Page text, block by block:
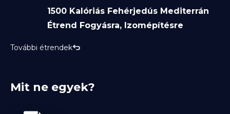
1500 Kalóriás Fehérjedús Mediterrán
Étrend Fogyásra, Izomépítésre
További étrendek
Mit ne egyek?